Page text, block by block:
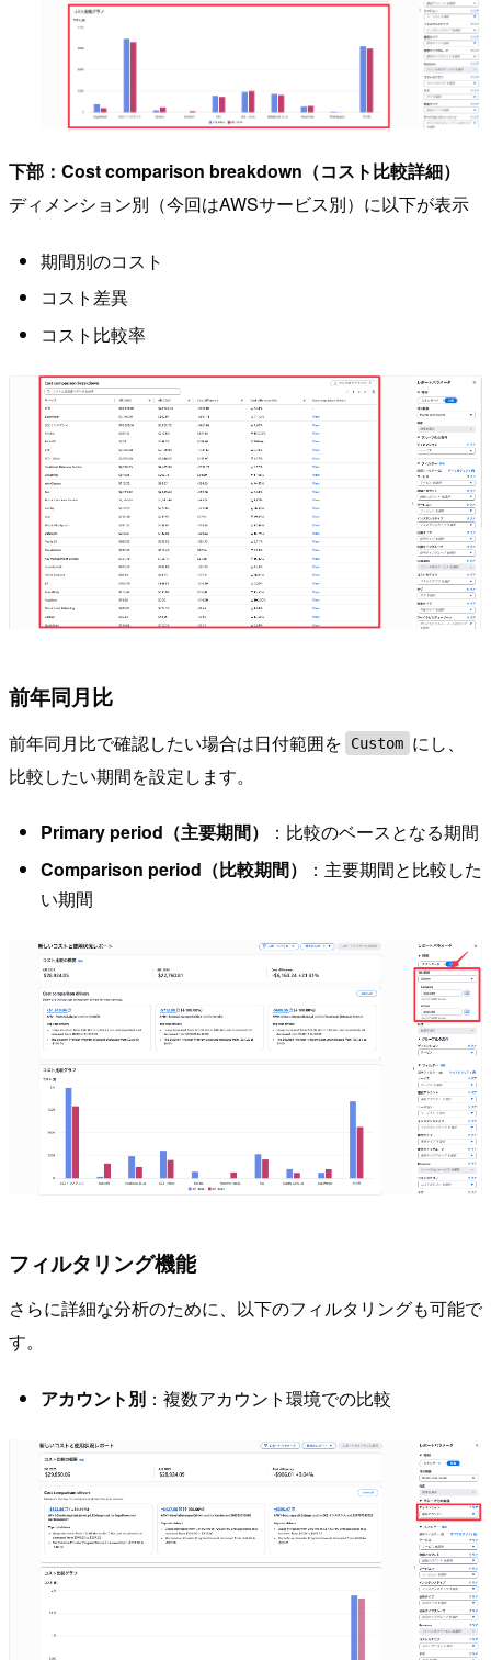
下部：Cost comparison breakdown（コスト比較詳細）
ディメンション別（今回はAWSサービス別）に以下が表示
期間別のコスト
コスト差異
コスト比較率
前年同月比
前年同月比で確認したい場合は日付範囲を Custom にし、
比較したい期間を設定します。
Primary period（主要期間）
：比較のベースとなる期間
Comparison period（比較期間）
：主要期間と比較した
い期間
フィルタリング機能
さらに詳細な分析のために、以下のフィルタリングも可能で
す。
アカウント別：複数アカウント環境での比較